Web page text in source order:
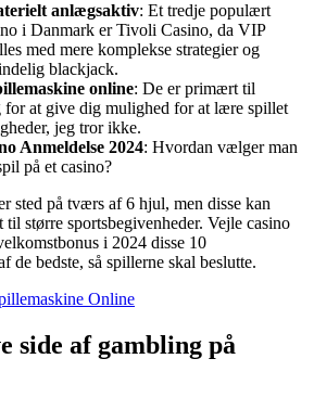
anlægsaktiv: Et tredje populært
i Danmark er Tivoli Casino, da VIP
med mere komplekse strategier og
blackjack.
online: De er primært til
for at give dig mulighed for at lære spillet
jeg tror ikke.
Anmeldelse 2024: Hvordan vælger man
på et casino?
sted på tværs af 6 hjul, men disse kan
større sportsbegivenheder. Vejle casino
i 2024 disse 10
de bedste, så spillerne skal beslutte.
Online
side af gambling på